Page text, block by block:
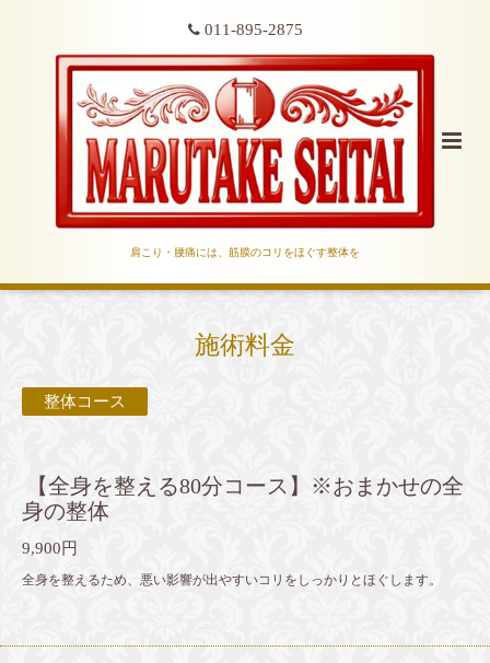
011-895-2875
肩こり・腰痛には、筋膜のコリをほぐす整体を
施術料金
整体コース
【全身を整える80分コース】※おまかせの全
身の整体
9,900円
全身を整えるため、悪い影響が出やすいコリをしっかりとほぐします。